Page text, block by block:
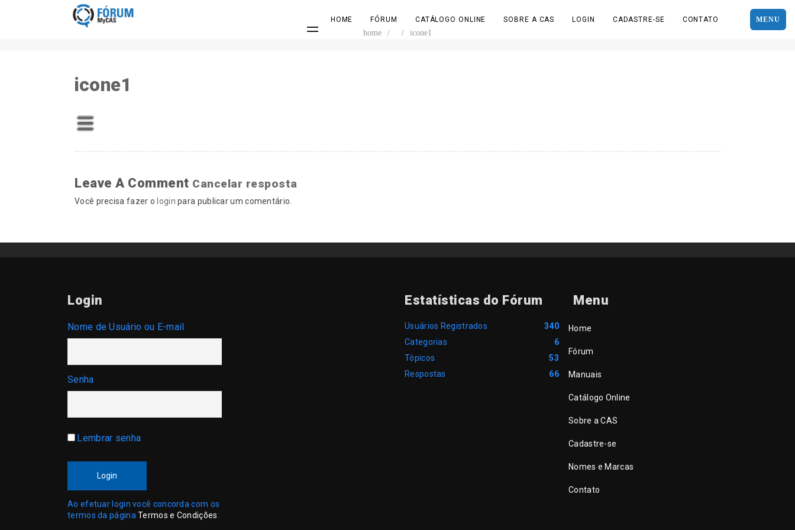
MENU
HOME FÓRUM CATÁLOGO ONLINE SOBRE A CAS LOGIN CADASTRE-SE CONTATO
home / / icone1
icone1
Leave A Comment Cancelar resposta
Você precisa fazer o login para publicar um comentário.
Login
Nome de Usuário ou E-mail
Senha
Lembrar senha
Login
Ao efetuar login você concorda com os
termos da páginaTermos e Condições
Estatísticas do Fórum
Usuários Registrados
340
Categorias
6
Tópicos
53
Respostas
66
Menu
Home
Fórum
Manuais
Catálogo Online
Sobre a CAS
Cadastre-se
Nomes e Marcas
Contato